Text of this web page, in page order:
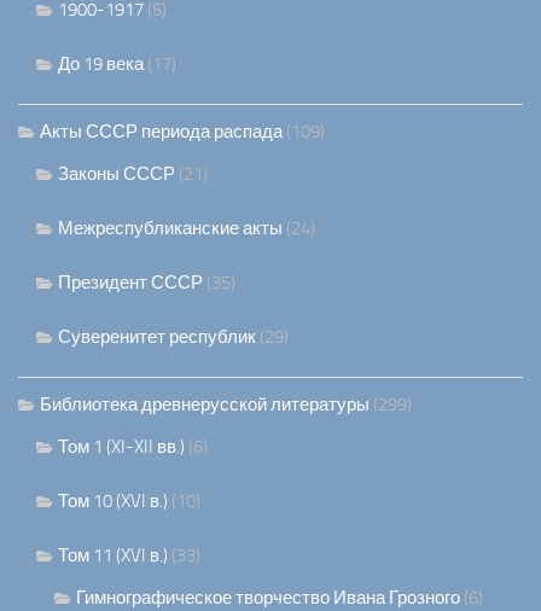
1900-1917 (5)
До 19 века(17)
Акты СССР периода распада(109)
Законы СССР (21)
Межреспубликанские акты (24)
Президент СССР (35)
Суверенитет республик (29)
Библиотека древнерусской литературы (299)
Том 1 (XI-XII вв.) (6)
Том 10 (XVI в.) (10)
Том 11 (XVI в.) (33)
Гимнографическое творчество Ивана Грозного (6)